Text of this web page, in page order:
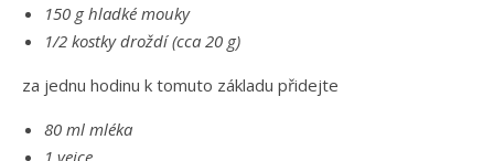
150 g hladké mouky
1/2 kostky droždí (cca 20 g)
za jednu hodinu k tomuto základu přidejte
80 ml mléka
1 vejce